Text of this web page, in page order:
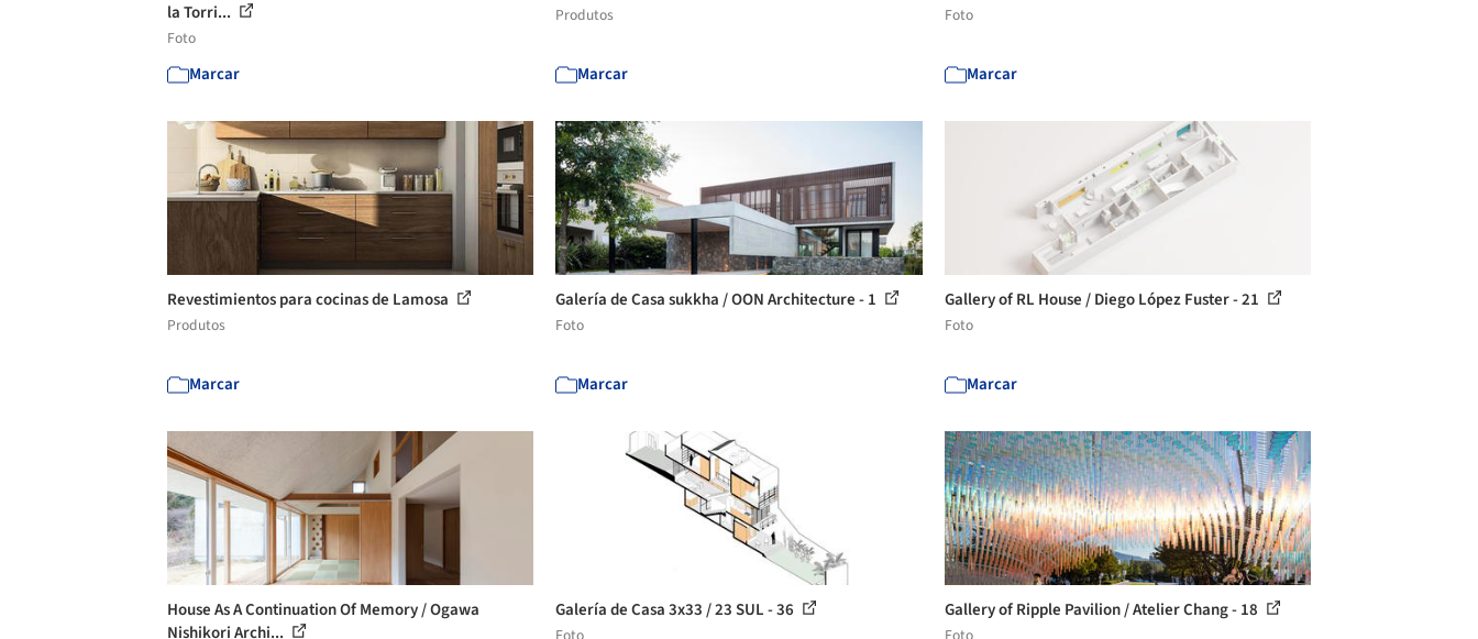
la Torri...
Foto
Marcar
Produtos
Marcar
Foto
Marcar
Revestimientos para cocinas de Lamosa
Produtos
Marcar
Galería de Casa sukkha / OON Architecture - 1
Foto
Marcar
Gallery of RL House / Diego López Fuster - 21
Foto
Marcar
House As A Continuation Of Memory / Ogawa
Nishikori Archi...
Galería de Casa 3x33 / 23 SUL - 36 Gallery of Ripple Pavilion / Atelier Chang - 18